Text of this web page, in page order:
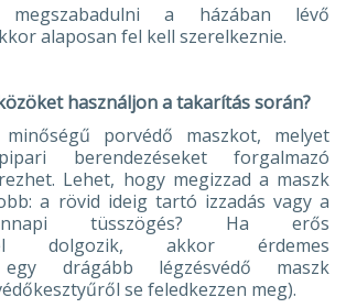
a házában lévő
alaposan fel kell szerelkeznie.
használjon a takarítás során?
porvédő maszkot, melyet
berendezéseket forgalmazó
Lehet, hogy megizzad a maszk
a rövid ideig tartó izzadás vagy a
tüsszögés? Ha erős
dolgozik, akkor érdemes
egy drágább légzésvédő maszk
se feledkezzen meg).